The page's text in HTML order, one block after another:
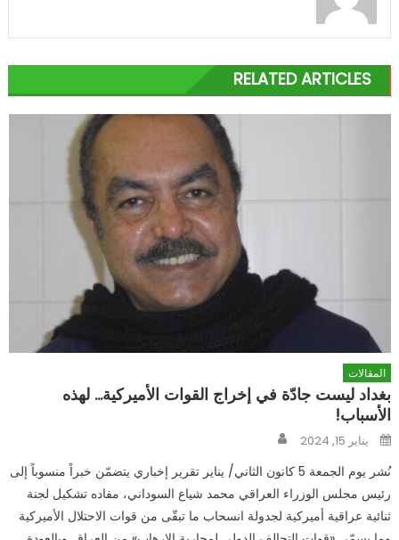
RELATED ARTICLES
المقالات
بغداد ليست جادّة في إخراج القوات الأميركية… لهذه
الأسباب!
Posted
onيناير 15, 2024
نُشر يوم الجمعة 5 كانون الثاني/ يناير تقرير إخباري يتضمّن خبراً منسوباً إلى
رئيس مجلس الوزراء العراقي محمد شياع السوداني، مفاده تشكيل لجنة
ثنائية عراقية أميركية لجدولة انسحاب ما تبقّى من قوات الاحتلال الأميركية